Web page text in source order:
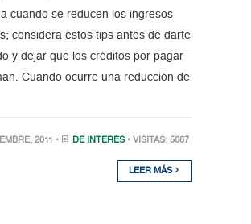
cuando se reducen los ingresos
considera estos tips antes de darte
y dejar que los créditos por pagar
Cuando ocurre una reducción de
2011 • DE INTERÉS • VISITAS: 5667
LEER MÁS